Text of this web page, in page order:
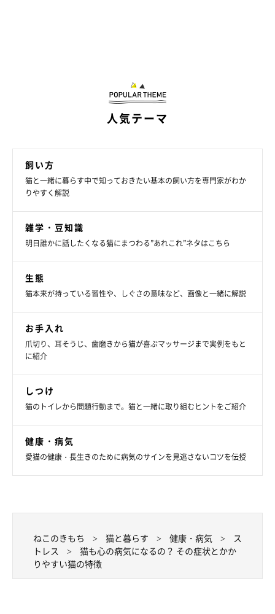
上下運動できるスペースを確保する
しっかり遊ぶことで、猫は刺激を得られます。猫が自由に上下運
人気テーマ
飼い方
猫と一緒に暮らす中で知っておきたい基本の飼い方を専門家がわか
りやすく解説
雑学・豆知識
明日誰かに話したくなる猫にまつわる”あれこれ”ネタはこちら
生態
猫本来が持っている習性や、しぐさの意味など、画像と一緒に解説
お手入れ
爪切り、耳そうじ、歯磨きから猫が喜ぶマッサージまで実例をもと
に紹介
しつけ
猫のトイレから問題行動まで。猫と一緒に取り組むヒントをご紹介
健康・病気
愛猫の健康・長生きのために病気のサインを見逃さないコツを伝授
ねこのきもち 猫と暮らす 健康・病気
ス
トレス
猫も心の病気になるの？ その症状とかか
りやすい猫の特徴